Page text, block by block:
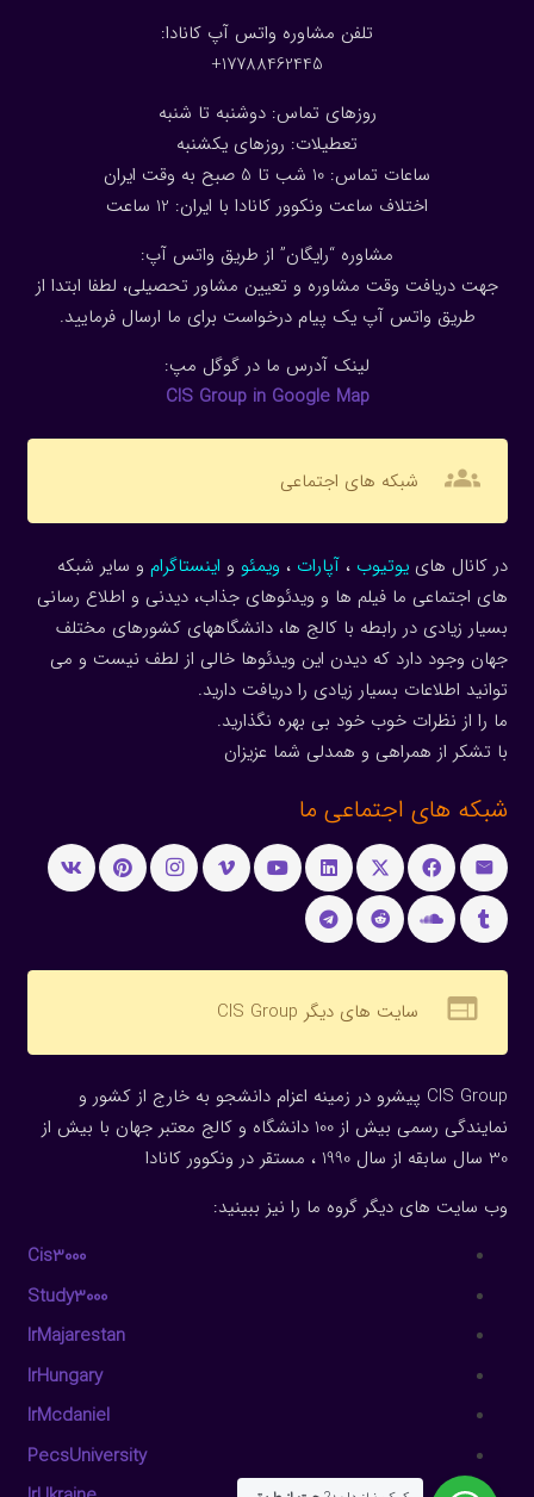
تلفن مشاوره واتس آپ کانادا:
17788462445+
روزهای تماس: دوشنبه تا شنبه
تعطیلات: روزهای یکشنبه
ساعات تماس: 10 شب تا 5 صبح به وقت ایران
اختلاف ساعت ونکوور کانادا با ایران: 1 2 ساعت
مشاوره “رایگان” از طریق واتس آپ:
جهت دریافت وقت مشاوره و تعیین مشاور تحصیلی، لطفا ابتدا از
طریق واتس آپ یک پیام درخواست برای ما ارسال فرمایید.
لینک آدرس ما در گوگل مپ:
CIS Group in Google Map
groups شبکه های اجتماعی
در کانال هاییوتیوب ، آپارات ، ویمئو و اینستاگرام و سایر شبکه
های اجتماعی ما فیلم ها و ویدئوهای جذاب، دیدنی و اطلاع رسانی
بسیار زیادی در رابطه با کالج ها، دانشگاههای کشورهای مختلف
جهان وجود دارد که دیدن این ویدئوها خالی از لطف نیست و می
توانید اطلاعات بسیار زیادی را دریافت دارید.
ما را از نظرات خوب خود بی بهره نگذارید.
با تشکر از همراهی و همدلی شما عزیزان
شبکه های اجتماعی ما
web سایت های دیگر CIS Group
CIS Group پیشرو در زمینه اعزام دانشجو به خارج از کشور و
نمایندگی رسمی بیش از 100 دانشگاه و کالج معتبر جهان با بیش از
30 سال سابقه از سال 1990 ، مستقر در ونکوور کانادا
وب سایت های دیگر گروه ما را نیز ببینید:
Cis3000
Study3000
IrMajarestan
IrHungary
IrMcdaniel
PecsUniversity